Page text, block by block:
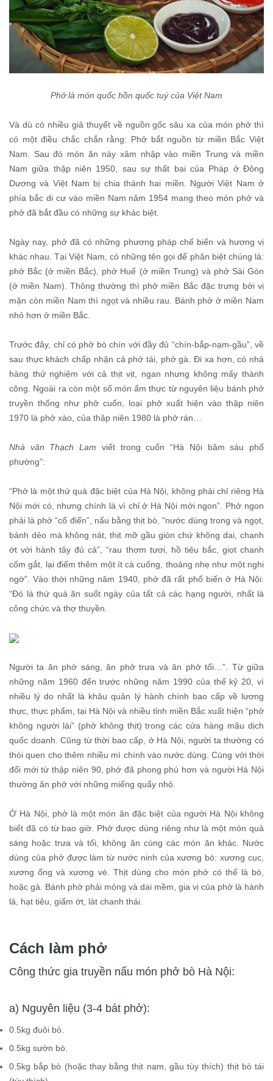
Phở là món quốc hồn quốc tuý của Việt Nam
Và dù có nhiều giả thuyết về nguồn gốc sâu xa của món phở thì
có một điều chắc chắn rằng: Phở bắt nguồn từ miền Bắc Việt
Nam. Sau đó món ăn này xâm nhập vào miền Trung và miền
Nam giữa thập niên 1950, sau sự thất bại của Pháp ở Đông
Dương và Việt Nam bị chia thành hai miền. Người Việt Nam ở
phía bắc di cư vào miền Nam năm 1954 mang theo món phở và
phở đã bắt đầu có những sự khác biệt.
Ngày nay, phở đã có những phương pháp chế biến và hương vị
khác nhau. Tại Việt Nam, có những tên gọi để phân biệt chúng là:
phở Bắc (ở miền Bắc), phở Huế (ở miền Trung) và phở Sài Gòn
(ở miền Nam). Thông thường thì phở miền Bắc đặc trưng bởi vị
mặn còn miền Nam thì ngọt và nhiều rau. Bánh phở ở miền Nam
nhỏ hơn ở miền Bắc.
Trước đây, chỉ có phở bò chín với đầy đủ “chín-bắp-nạm-gầu”, về
sau thực khách chấp nhận cả phở tái, phở gà. Đi xa hơn, có nhà
hàng thử nghiệm với cả thịt vịt, ngan nhưng không mấy thành
công. Ngoài ra còn một số món ẩm thực từ nguyên liệu bánh phở
truyền thống như phở cuốn, loại phở xuất hiện vào thập niên
1970 là phở xào, của thập niên 1980 là phở rán…
Nhà văn Thạch Lam viết trong cuốn “Hà Nội băm sáu phố
phường”:
“Phở là một thứ quà đặc biệt của Hà Nội, không phải chỉ riêng Hà
Nội mới có, nhưng chính là vì chỉ ở Hà Nội mới ngon”. Phở ngon
phải là phở “cổ điển”, nấu bằng thịt bò, “nước dùng trong và ngọt,
bánh dẻo mà không nát, thịt mỡ gầu giòn chứ không dai, chanh
ớt với hành tây đủ cả”, “rau thơm tươi, hồ tiêu bắc, giọt chanh
cốm gắt, lại điểm thêm một ít cà cuống, thoảng nhẹ như một nghi
ngờ”. Vào thời những năm 1940, phở đã rất phổ biến ở Hà Nội:
“Đó là thứ quà ăn suốt ngày của tất cả các hạng người, nhất là
công chức và thợ thuyền.
Người ta ăn phở sáng, ăn phở trưa và ăn phở tối…”. Từ giữa
những năm 1960 đến trước những năm 1990 của thế kỷ 20, vì
nhiều lý do nhất là khâu quản lý hành chính bao cấp về lương
thực, thực phẩm, tại Hà Nội và nhiều tỉnh miền Bắc xuất hiện “phở
không người lái” (phở không thịt) trong các cửa hàng mậu dịch
quốc doanh. Cũng từ thời bao cấp, ở Hà Nội, người ta thường có
thói quen cho thêm nhiều mì chính vào nước dùng. Cùng với thời
đổi mới từ thập niên 90, phở đã phong phú hơn và người Hà Nội
thường ăn phở với những miếng quẩy nhỏ.
Ở Hà Nội, phở là một món ăn đặc biệt của người Hà Nội không
biết đã có từ bao giờ. Phở được dùng riêng như là một món quà
sáng hoặc trưa và tối, không ăn cùng các món ăn khác. Nước
dùng của phở được làm từ nước ninh của xương bò: xương cục,
xương ống và xương vè. Thịt dùng cho món phở có thể là bò,
hoặc gà. Bánh phở phải mỏng và dai mềm, gia vị của phở là hành
lá, hạt tiêu, giấm ớt, lát chanh thái.
Cách làm phở
Công thức gia truyền nấu món phở bò Hà Nội:
a) Nguyên liệu (3-4 bát phở):
0.5kg đuôi bò.
0.5kg sườn bò.
0.5kg bắp bò (hoặc thay bằng thịt nạm, gầu tùy thích) thịt bò tái